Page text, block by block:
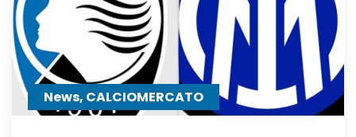
non
sfigura,
ma
perde
contro
gli
News, CALCIOMERCATO